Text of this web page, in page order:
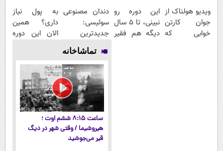
ویدیو هولناک از
جوان کارتن
خوابی که
این دوره رو
نبینی، تا 5 سال
دیگه هم فقیر
دندان مصنوعی
سوئیسی:
جدیدترین
فناوری اروپا،
سبک و مقاوم |
پرداخت قسطی
به پول نیاز
داری؟ همین
الان این دوره
نشده!
تماشاخانه
ساعت ۸:۱۵ ششم اوت ؛
هیروشیما / وقتی شهر در دیگ
قیر می‌جوشید